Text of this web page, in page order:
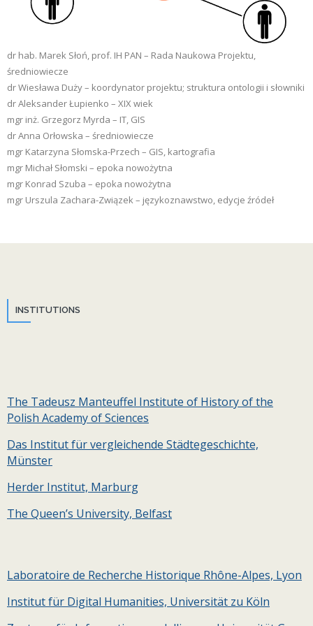
dr hab. Marek Słoń, prof. IH PAN – Rada Naukowa Projektu,
średniowiecze
dr Wiesława Duży – koordynator projektu; struktura ontologii i słowniki
dr Aleksander Łupienko – XIX wiek
mgr inż. Grzegorz Myrda – IT, GIS
dr Anna Orłowska – średniowiecze
mgr Katarzyna Słomska-Przech – GIS, kartografia
mgr Michał Słomski – epoka nowożytna
mgr Konrad Szuba – epoka nowożytna
mgr Urszula Zachara-Związek – językoznawstwo, edycje źródeł
INSTITUTIONS
The Tadeusz Manteuffel Institute of History of the
Polish Academy of Sciences
Das Institut für vergleichende Städtegeschichte,
Münster
Herder Institut, Marburg
The Queen’s University, Belfast
Laboratoire de Recherche Historique Rhône-Alpes, Lyon
Institut für Digital Humanities, Universität zu Köln